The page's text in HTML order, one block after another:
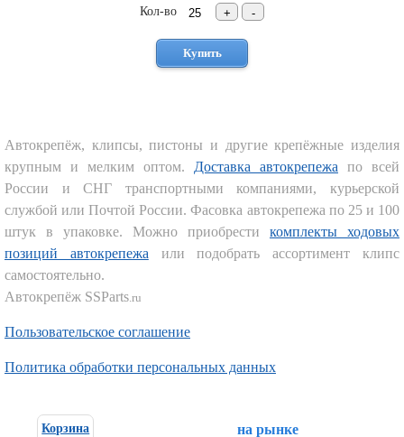
Кол-во
Автокрепёж, клипсы, пистоны и другие крепёжные изделия
крупным и мелким оптом. Доставка автокрепежа по всей
России и СНГ транспортными компаниями, курьерской
службой или Почтой России. Фасовка автокрепежа по 25 и 100
штук в упаковке. Можно приобрести комплекты ходовых
позиций автокрепежа или подобрать ассортимент клипс
самостоятельно.
Автокрепёж SSParts.ru
Пользовательское соглашение
Политика обработки персональных данных
Корзина на рынке